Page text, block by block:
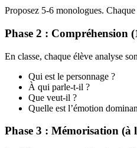
Proposez 5-6 monologues. Chaque
Phase 2 : Compréhension
En classe, chaque élève analyse
Qui est le personnage ?
À qui parle-t-il ?
Que veut-il ?
Quelle est l’émotion
Phase 3 : Mémorisation (à